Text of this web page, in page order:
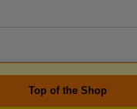
Top of the Shop